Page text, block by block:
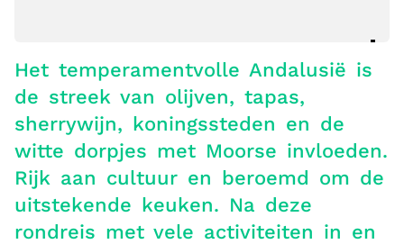
Het temperamentvolle Andalusië is
de streek van olijven, tapas,
sherrywijn, koningssteden en de
witte dorpjes met Moorse invloeden.
Rijk aan cultuur en beroemd om de
uitstekende keuken. Na deze
rondreis met vele activiteiten in en